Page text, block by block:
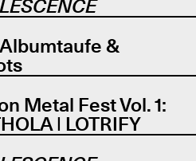
&
Metal Fest Vol. 1:
| LOTRIFY